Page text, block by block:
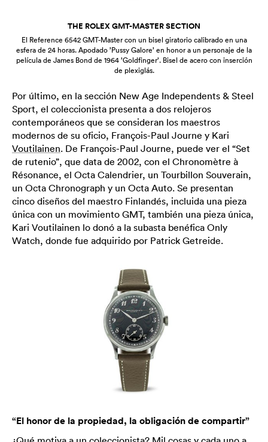
THE ROLEX GMT-MASTER SECTION
El Reference 6542 GMT-Master con un bisel giratorio calibrado en una
esfera de 24 horas. Apodado ’Pussy Galore’ en honor a un personaje de la
película de James Bond de 1964 ’Goldfinger’. Bisel de acero con inserción
de plexiglás.
Por último, en la sección New Age Independents & Steel
Sport, el coleccionista presenta a dos relojeros
contemporáneos que se consideran los maestros
modernos de su oficio, François-Paul Journe y Kari
Voutilainen. De François-Paul Journe, puede ver el “Set
de rutenio”, que data de 2002, con el Chronomètre à
Résonance, el Octa Calendrier, un Tourbillon Souverain,
un Octa Chronograph y un Octa Auto. Se presentan
cinco diseños del maestro Finlandés, incluida una pieza
única con un movimiento GMT, también una pieza única,
Kari Voutilainen lo donó a la subasta benéfica Only
Watch, donde fue adquirido por Patrick Getreide.
“El honor de la propiedad, la obligación de compartir”